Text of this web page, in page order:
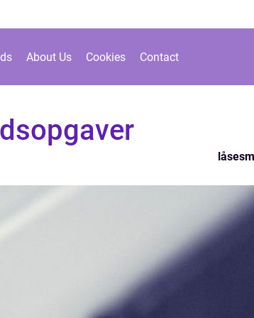
About Us Cookies Contact